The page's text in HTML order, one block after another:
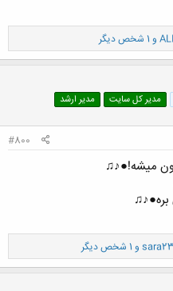
و 1 شخص دیگر
مدیر کل سایت مدیر ارشد
#800
میشه!●♪♫
sara23 و 1 شخص دیگر